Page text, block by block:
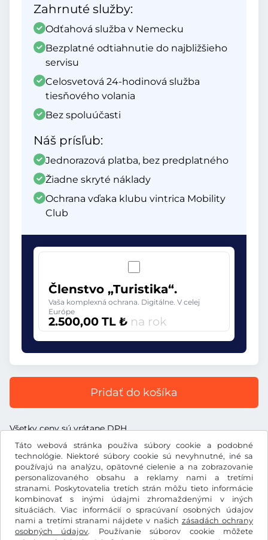
Táto webová stránka používa súbory cookie a podobné
technológie. Niektoré súbory cookie sú nevyhnutné, iné sa
používajú na analýzu, opätovné cielenie a na zobrazovanie
personalizovaného obsahu a reklamy nami a tretími
stranami. Poskytovatelia tretích strán môžu tieto informácie
kombinovať s inými údajmi zhromaždenými v iných
situáciách. Viac informácií o spracúvaní osobných údajov
nami a tretími stranami nájdete v našich zásadách ochrany
osobných údajov. Používanie súborov cookie môžete
Zahrnuté služby:
Odťahová služba v Nemecku
Bezplatné odtiahnutie do najbližšieho
servisu
Celosvetová 24-hodinová služba
tiesňového volania
Bez spoluúčasti
Náš prísľub:
Jednorazová platba, bez predplatného
Žiadne skryté náklady
Ochrana vďaka klubu vintrica Mobility
Club
Členstvo „Turistika“.
Vaša komplexná ochrana. Digitálne. V celej
Európe
2.500,00 TL ₺ na rok
Pridať do košíka
Všetky ceny sú vrátane DPH.
TL ₺TRY
Facebook Instagram